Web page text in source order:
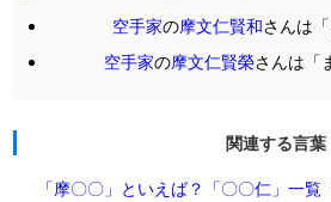
空手家の摩文仁賢和さんは
空手家の摩文仁賢榮さんは「
関連する言葉
「摩〇〇」といえば？ 「〇〇仁」一覧